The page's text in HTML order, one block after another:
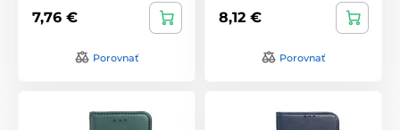
7,76 €
Porovnať
8,12 €
Porovnať